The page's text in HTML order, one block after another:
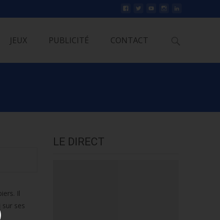
JEUX PUBLICITÉ CONTACT
Il
ses
LE DIRECT